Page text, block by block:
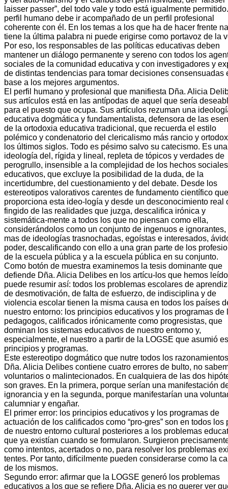
laisser passer”, del todo vale y todo está igualmente
perfil humano debe ir acompañado de un perfil profesional
coherente con él. En los temas a los que ha de hacer frente
tiene la última palabra ni puede erigirse como portavoz de la
Por eso, los responsables de las políticas educativas deben
mantener un diálogo permanente y sereno con todos los
sociales de la comunidad educativa y con investigadores y
de distintas tendencias para tomar decisiones consensuadas
base a los mejores argumentos.
El perfil humano y profesional que manifiesta Dña. Alicia
sus artículos está en las antípodas de aquel que sería
para el puesto que ocupa. Sus artículos rezuman una
educativa dogmática y fundamentalista, defensora de las
de la ortodoxia educativa tradicional, que recuerda el estilo
polémico y condenatorio del clericalismo más rancio y
los últimos siglos. Todo es pésimo salvo su catecismo. Es una
ideología del, rígida y lineal, repleta de tópicos y verdades de
perogrullo, insensible a la complejidad de los hechos
educativos, que excluye la posibilidad de la duda, de la
incertidumbre, del cuestionamiento y del debate. Desde los
estereotipos valorativos carentes de fundamento científico
proporciona esta ideo-logía y desde un desconocimiento real
fingido de las realidades que juzga, descalifica irónica y
sistemática-mente a todos los que no piensan como ella,
considerándolos como un conjunto de ingenuos e ignorantes,
mas de ideologías trasnochadas, egoístas e interesados,
poder, descalificando con ello a una gran parte de los
de la escuela pública y a la escuela pública en su conjunto.
Como botón de muestra examinemos la tesis dominante que
defiende Dña. Alicia Delibes en los artícu-los que hemos
puede resumir así: todos los problemas escolares de
de desmotivación, de falta de esfuerzo, de indisciplina y de
violencia escolar tienen la misma causa en todos los países
nuestro entorno: los principios educativos y los programas de
pedagogos, calificados irónicamente como progresistas, que
dominan los sistemas educativos de nuestro entorno y,
especialmente, el nuestro a partir de la LOGSE que asumió
principios y programas.
Este estereotipo dogmático que nutre todos los
Dña. Alicia Delibes contiene cuatro errores de bulto, no
voluntarios o malintecionados. En cualquiera de las dos
son graves. En la primera, porque serían una manifestación
ignorancia y en la segunda, porque manifestarían una
calumniar y engañar.
El primer error: los principios educativos y los programas de
actuación de los calificados como “pro-gres” son en todos los
de nuestro entorno cultural posteriores a los problemas
que ya existían cuando se formularon. Surgieron
como intentos, acertados o no, para resolver los problemas
tentes. Por tanto, difícilmente pueden considerarse como la
de los mismos.
Segundo error: afirmar que la LOGSE generó los problemas
educativos a los que se refiere Dña. Alicia es no querer ver